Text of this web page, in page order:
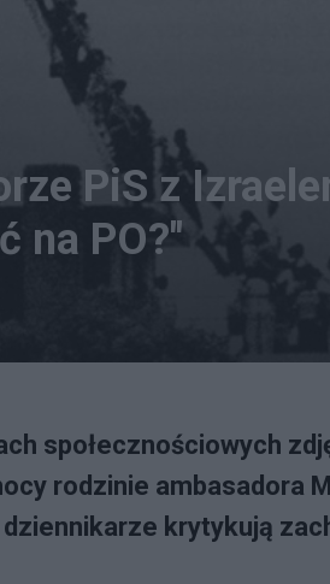
PiS z
na PO?"
społecznościowych
rodzinie ambasadora
krytykują